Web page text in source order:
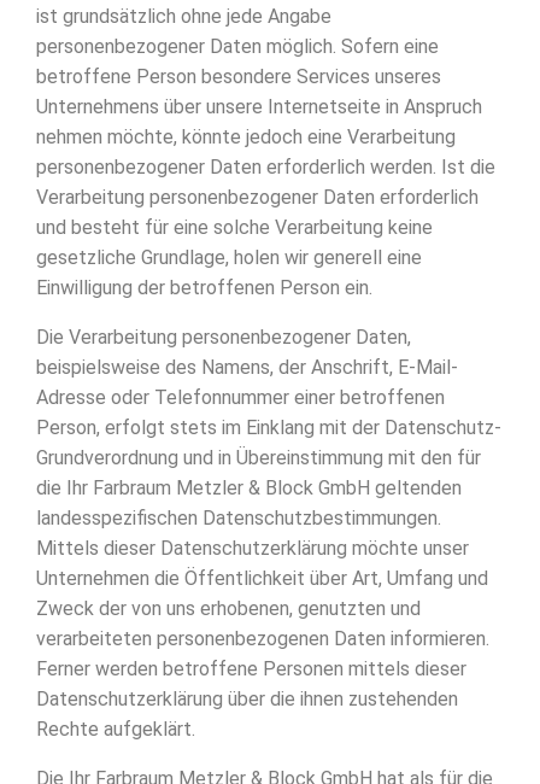
ist grundsätzlich ohne jede Angabe
personenbezogener Daten möglich. Sofern eine
betroffene Person besondere Services unseres
Unternehmens über unsere Internetseite in Anspruch
nehmen möchte, könnte jedoch eine Verarbeitung
personenbezogener Daten erforderlich werden. Ist die
Verarbeitung personenbezogener Daten erforderlich
und besteht für eine solche Verarbeitung keine
gesetzliche Grundlage, holen wir generell eine
Einwilligung der betroffenen Person ein.
Die Verarbeitung personenbezogener Daten,
beispielsweise des Namens, der Anschrift, E-Mail-
Adresse oder Telefonnummer einer betroffenen
Person, erfolgt stets im Einklang mit der Datenschutz-
Grundverordnung und in Übereinstimmung mit den für
die Ihr Farbraum Metzler & Block GmbH geltenden
landesspezifischen Datenschutzbestimmungen.
Mittels dieser Datenschutzerklärung möchte unser
Unternehmen die Öffentlichkeit über Art, Umfang und
Zweck der von uns erhobenen, genutzten und
verarbeiteten personenbezogenen Daten informieren.
Ferner werden betroffene Personen mittels dieser
Datenschutzerklärung über die ihnen zustehenden
Rechte aufgeklärt.
Die Ihr Farbraum Metzler & Block GmbH hat als für die